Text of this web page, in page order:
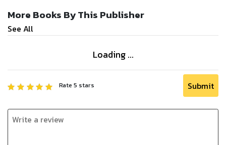
More Books By This Publisher
See All
Loading ...
Rate 5 stars Submit